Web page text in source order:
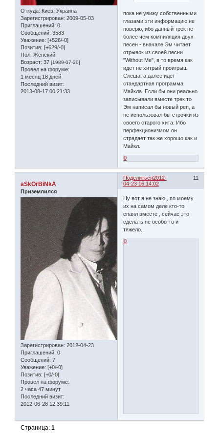
Откуда: Киев, Украина
Зарегистрирован: 2009-05-03
Приглашений: 0
Сообщений: 3583
Уважение: [+526/-0]
Позитив: [+629/-0]
Пол: Женский
Возраст: 37 [1989-07-20]
Провел на форуме:
1 месяц 18 дней
Последний визит:
2013-08-17 00:21:33
пока не увижу собственными
глазами эти информацию не
поверю, ибо данный трек не
более чем компиляция двух
песен - вначале Эм читает
отрывок из своей песни
"Without Me", в то время как
идет не хитрый проигрыш
Слеша, а далее идет
стандартная программа
Майкла. Если бы они реально
записывали вместе трек то
Эм написал бы новый реп, а
не использовал бы строчки из
своего старого хита. Ибо
перфекционизмом он
страдает так же хорошо как и
Майкл.
0
Поделиться 11
2012-
04-23 16:14:02
aSkOrBiNkA
Приземлился
Зарегистрирован: 2012-04-23
Приглашений: 0
Сообщений: 7
Уважение: [+0/-0]
Позитив: [+0/-0]
Провел на форуме:
2 часа 47 минут
Последний визит:
2012-06-28 12:39:11
Ну вот я не знаю , по моему
их на самом деле кто-то
спаял вместе , сейчас это
сделать не особо-то и
тяжело.
0
Страница:1